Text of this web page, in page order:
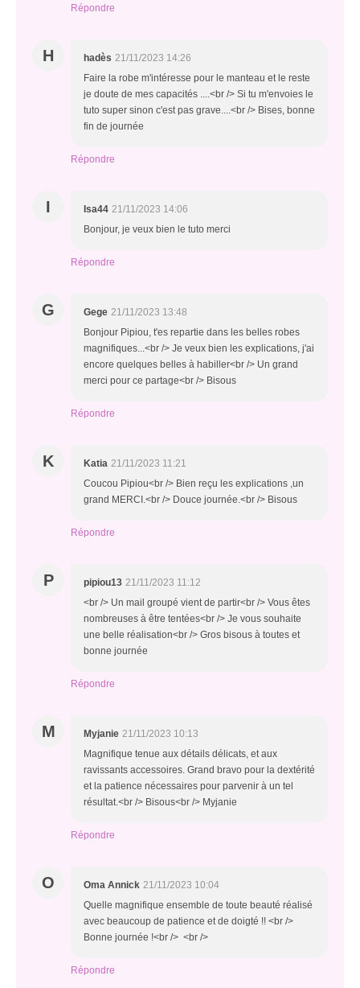
Répondre
H hadès 21/11/2023 14:26
Faire la robe m'intéresse pour le manteau et le reste
je doute de mes capacités ....<br /> Si tu m'envoies le
tuto super sinon c'est pas grave....<br /> Bises, bonne
fin de journée
Répondre
I Isa44 21/11/2023 14:06
Bonjour, je veux bien le tuto merci
Répondre
G Gege 21/11/2023 13:48
Bonjour Pipiou, t'es repartie dans les belles robes
magnifiques...<br /> Je veux bien les explications, j'ai
encore quelques belles à habiller<br /> Un grand
merci pour ce partage<br /> Bisous
Répondre
K Katia 21/11/2023 11:21
Coucou Pipiou<br /> Bien reçu les explications ,un
grand MERCI.<br /> Douce journée.<br /> Bisous
Répondre
P pipiou13 21/11/2023 11:12
<br /> Un mail groupé vient de partir<br /> Vous êtes
nombreuses à être tentées<br /> Je vous souhaite
une belle réalisation<br /> Gros bisous à toutes et
bonne journée
Répondre
M Myjanie 21/11/2023 10:13
Magnifique tenue aux détails délicats, et aux
ravissants accessoires. Grand bravo pour la dextérité
et la patience nécessaires pour parvenir à un tel
résultat.<br /> Bisous<br /> Myjanie
Répondre
O Oma Annick 21/11/2023 10:04
Quelle magnifique ensemble de toute beauté réalisé
avec beaucoup de patience et de doigté !! <br />
Bonne journée !<br /> <br />
Répondre